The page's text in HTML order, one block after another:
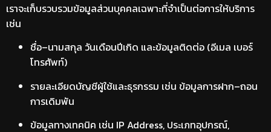
เราจะเก็บรวบรวมข้อมูลส่วนบุคคลเฉพาะที่จำเป็นต่อการให้บริการ
เช่น
ชื่อ–นามสกุล วันเดือนปีเกิด และข้อมูลติดต่อ (อีเมล เบอร์
โทรศัพท์)
รายละเอียดบัญชีผู้ใช้และธุรกรรม เช่น ข้อมูลการฝาก–ถอน
การเดิมพัน
ข้อมูลทางเทคนิค เช่น IP Address, ประเภทอุปกรณ์,